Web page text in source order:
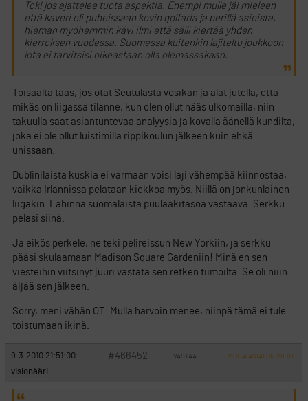
Toki jos ajattelee tuota aspektia. Enempi mulle jäi mieleen
että kaveri oli puheissaan kovin golfaria ja perillä asioista,
hieman myöhemmin kävi ilmi että sälli kiertää yhden
kierroksen vuodessa. Suomessa kuitenkin lajiteltu joukkoon
jota ei tarvitsisi oikeastaan olla olemassakaan.
Toisaalta taas, jos otat Seutulasta vosikan ja alat jutella, että
mikäs on liigassa tilanne, kun olen ollut nääs ulkomailla, niin
takuulla saat asiantuntevaa analyysia ja kovalla äänellä kundilta,
joka ei ole ollut luistimilla rippikoulun jälkeen kuin ehkä
unissaan.
Dublinilaista kuskia ei varmaan voisi laji vähempää kiinnostaa,
vaikka Irlannissa pelataan kiekkoa myös. Niillä on jonkunlainen
liigakin. Lähinnä suomalaista puulaakitasoa vastaava. Serkku
pelasi siinä.
Ja eikös perkele, ne teki pelireissun New Yorkiin, ja serkku
pääsi skulaamaan Madison Square Gardeniin! Minä en sen
viesteihin viitsinyt juuri vastata sen retken tiimoilta. Se oli niiin
äijää sen jälkeen.
Sorry, meni vähän OT. Mulla harvoin menee, niinpä tämä ei tule
toistumaan ikinä.
9.3.2010 21:51:00 #466452 VASTAA ILMOITA ASIATON VIESTI
visionääri